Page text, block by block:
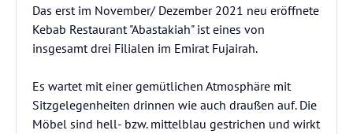
Das erst im November/ Dezember 2021 neu eröffnete
Kebab Restaurant "Abastakiah" ist eines von
insgesamt drei Filialen im Emirat Fujairah.
Es wartet mit einer gemütlichen Atmosphäre mit
Sitzgelegenheiten drinnen wie auch draußen auf. Die
Möbel sind hell- bzw. mittelblau gestrichen und wirkt